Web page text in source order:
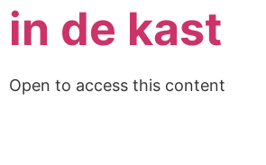
in de kast
Open to access this content